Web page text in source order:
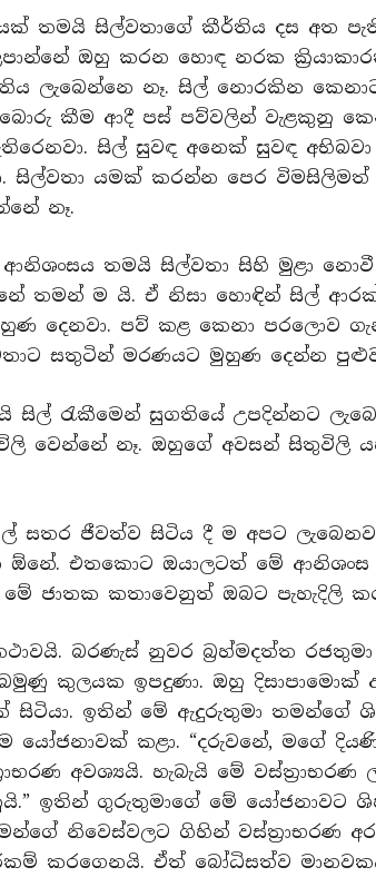
තමයි සිල්වතාගේ කීර්තිය දස අත
ඔහු කරන හොඳ නරක
ලැබෙන්නෙ නෑ. සිල් නොරකින
බොරු කීම ආදී පස් පව්වලින් වැළකුනු
සිල් සුවඳ අනෙක් සුවඳ
සිල්වතා යමක් කරන්න පෙර
නෑ.
තමයි සිල්වතා සිහි මුළා
තමන් ම යි. ඒ නිසා හොඳින් සිල්
දෙනවා. පව් කළ කෙනා පරලොව
සතුටින් මරණයට මුහුණ දෙන්න
සිල් රැකීමෙන් සුගතියේ උපදින්නට
වෙන්නේ නෑ. ඔහුගේ අවසන් සිතුවිලි
සතර ජීවත්ව සිටිය දී ම අපට
ඕනේ. එතකොට ඔයාලටත් මේ
ජාතක කතාවෙනුත් ඔබට පැහැදිලි
බරණැස් නුවර බ්‍රහ්මදත්ත
කුලයක ඉපදුණා. ඔහු දිසාපාමොක්
සිටියා. ඉතින් මේ ඇදුරුතුමා තමන්ගේ
කළා. “දරුවනේ, මගේ
අවශ්‍යයි. හැබැයි මේ
ඉතින් ගුරුතුමාගේ මේ යෝජනාවට
නිවෙස්වලට ගිහින් වස්ත්‍රාභරණ
කරගෙනයි. ඒත් බෝධිසත්ව